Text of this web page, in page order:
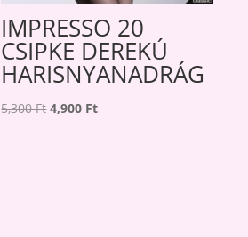
IMPRESSO 20
CSIPKE DEREKÚ
HARISNYANADRÁG
5,300FtOriginal
4,900 FtCurrent